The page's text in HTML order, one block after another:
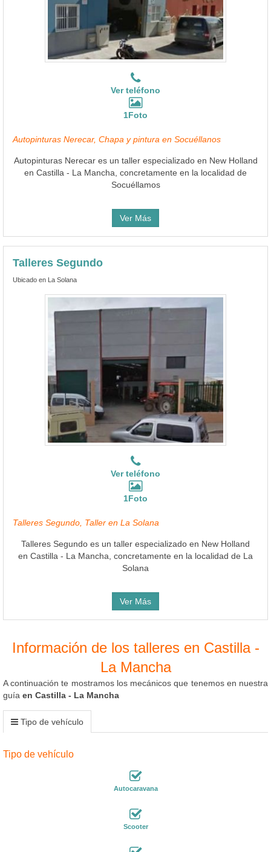
Ver teléfono
1Foto
Autopinturas Nerecar, Chapa y pintura en Socuéllanos
Autopinturas Nerecar es un taller especializado en New Holland
en Castilla - La Mancha, concretamente en la localidad de
Socuéllamos
Ver Más
Talleres Segundo
Ubicado en La Solana
Ver teléfono
1Foto
Talleres Segundo, Taller en La Solana
Talleres Segundo es un taller especializado en New Holland
en Castilla - La Mancha, concretamente en la localidad de La
Solana
Ver Más
Información de los talleres en Castilla -
La Mancha
A continuación te mostramos los mecánicos que tenemos en nuestra
guía en Castilla - La Mancha
Tipo de vehículo
Tipo de vehículo
Autocaravana
Scooter